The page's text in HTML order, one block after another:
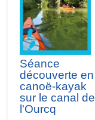
Séance
découverte en
canoë-kayak
sur le canal de
l'Ourcq